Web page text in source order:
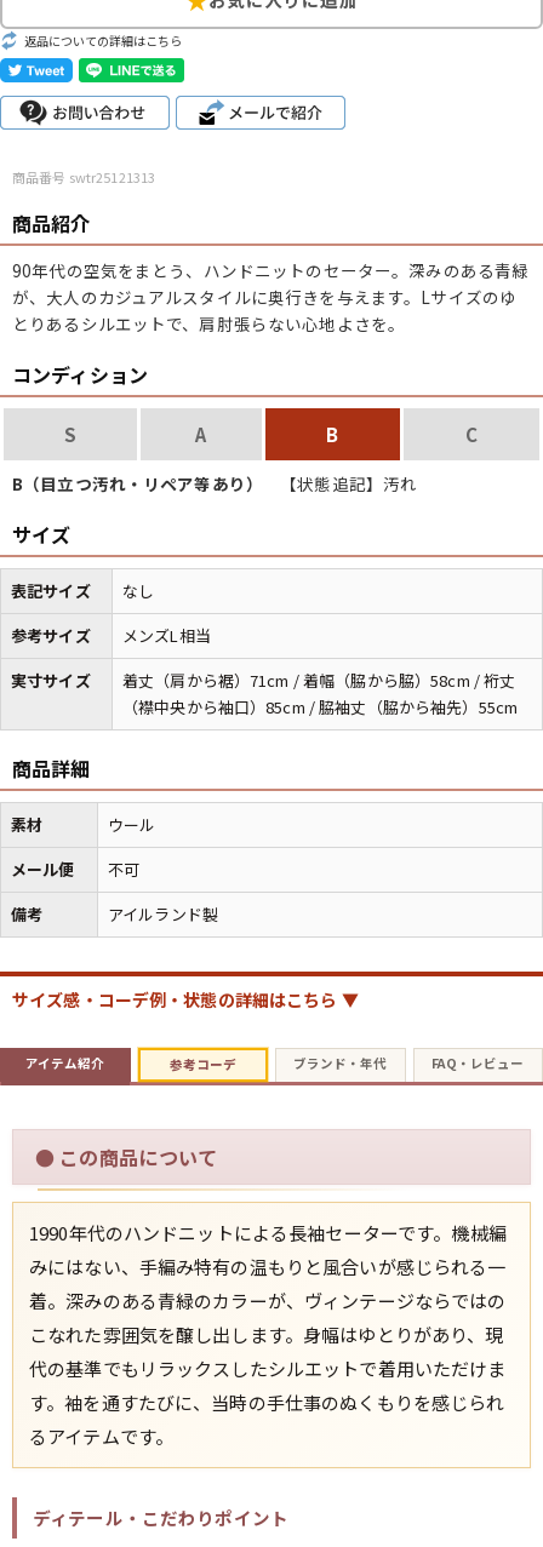
Search by Sizeサイズから探す（メンズ）
ジャケット XS S M
半袖シャツ XS S M XL
Tシャツ XS S M L XL
パンツ
Search by Maniac
バンド
Tシャツ
Tシャツ
Tシャツ
USA製
ボロ ミリタリー
Search by Period
90年代 80年代 70年代
60年代 50年代
すべての年代を見る
週刊ラッシュアウト新聞
古着コラム
メディア・イベント情報
Youtube 古着屋Rush Out チャンネル
返品についての詳細はこちら
商品番号 swtr25121313
商品紹介
90年代の空気をまとう、ハンドニットのセーター。深みのある青緑
が、大人のカジュアルスタイルに奥行きを与えます。Lサイズのゆ
とりあるシルエットで、肩肘張らない心地よさを。
コンディション
S A B C
B（目立つ汚れ・リペア等あり） 【状態追記】汚れ
サイズ
表記サイズ
なし
参考サイズ
メンズL相当
実寸サイズ
着丈（肩から裾）71cm / 着幅（脇から脇）58cm / 裄丈
（襟中央から袖口）85cm / 脇袖丈（脇から袖先）55cm
商品詳細
素材
ウール
メール便
不可
備考
アイルランド製
サイズ感・コーデ例・状態の詳細はこちら ▼
アイテム紹介 参考コーデ ブランド・年代 FAQ・レビュー
● この商品について
1990年代のハンドニットによる長袖セーターです。機械編
みにはない、手編み特有の温もりと風合いが感じられる一
着。深みのある青緑のカラーが、ヴィンテージならではの
こなれた雰囲気を醸し出します。身幅はゆとりがあり、現
代の基準でもリラックスしたシルエットで着用いただけま
す。袖を通すたびに、当時の手仕事のぬくもりを感じられ
るアイテムです。
ディテール・こだわりポイント